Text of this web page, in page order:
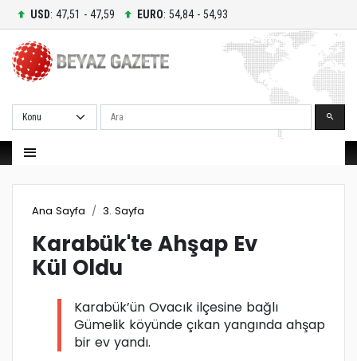
USD: 47,51 - 47,59 EURO: 54,84 - 54,93
Ara
Ana Sayfa 3. Sayfa
Karabük'te Ahşap Ev
Kül Oldu
Karabük’ün Ovacık ilçesine bağlı
Gümelik köyünde çıkan yangında ahşap
bir ev yandı.